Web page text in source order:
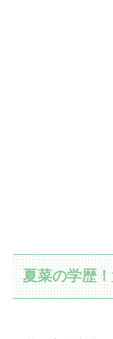
夏菜の学歴